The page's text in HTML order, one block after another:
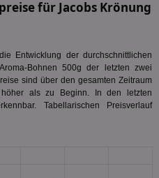
für Jacobs Krönung
Entwicklung der durchschnittlichen
Bohnen 500g der letzten zwei
sind über den gesamten Zeitraum
als zu Beginn. In den letzten
Tabellarischen Preisverlauf